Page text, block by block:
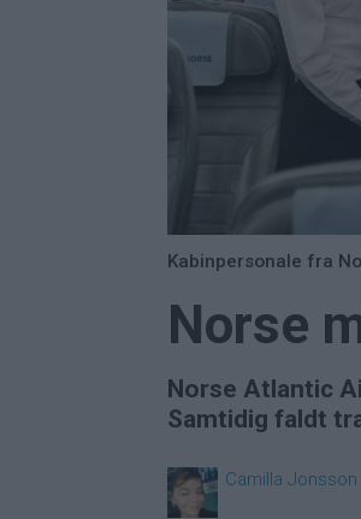
Kabinpersonale fra
Norse
Norse Atlantic
Samtidig faldt
Camilla Jonsson